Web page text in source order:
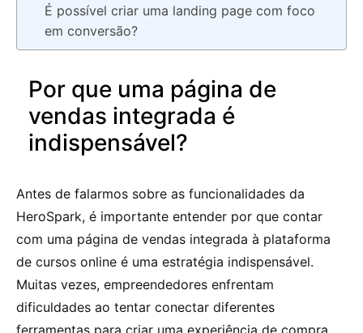
É possível criar uma landing page com foco
em conversão?
Por que uma página de
vendas integrada é
indispensável?
Antes de falarmos sobre as funcionalidades da
HeroSpark, é importante entender por que contar
com uma página de vendas integrada à plataforma
de cursos online é uma estratégia indispensável.
Muitas vezes, empreendedores enfrentam
dificuldades ao tentar conectar diferentes